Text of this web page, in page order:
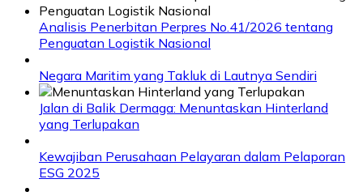
Analisis Penerbitan Perpres No.41/2026 tentang
Penguatan Logistik Nasional
Negara Maritim yang Takluk di Lautnya Sendiri
Jalan di Balik Dermaga: Menuntaskan Hinterland
yang Terlupakan
Kewajiban Perusahaan Pelayaran dalam Pelaporan
ESG 2025